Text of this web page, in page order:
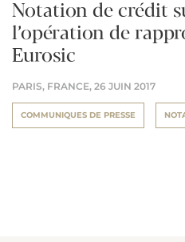
Notation de crédit
l’opération de
Eurosic
PARIS, FRANCE, 26 JUIN 2017
COMMUNIQUES DE PRESSE